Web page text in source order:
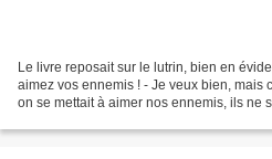
Le livre reposait sur le lutrin, bien en
aimez vos ennemis ! - Je veux bien, mais
on se mettait à aimer nos ennemis, ils ne